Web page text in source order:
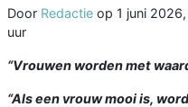
Door Redactie op 1 juni
uur
“Vrouwen worden met
“Als een vrouw mooi is,